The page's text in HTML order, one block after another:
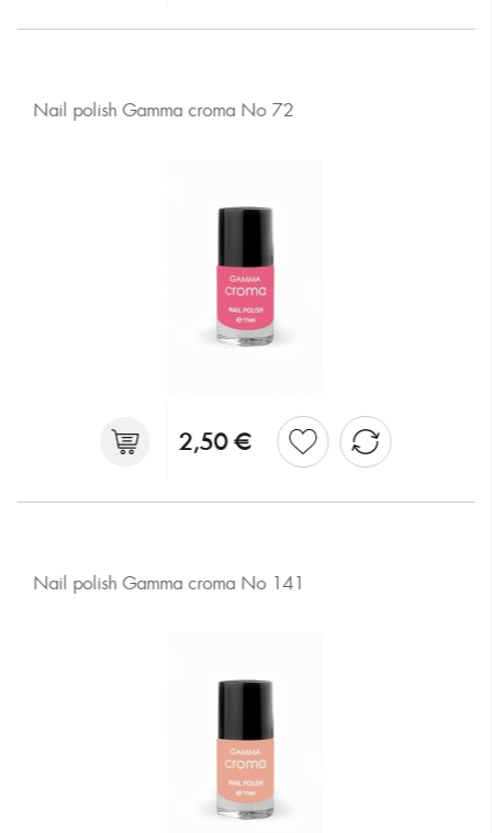
Nail polish Gamma croma No 72
2,50 €
Nail polish Gamma croma No 141